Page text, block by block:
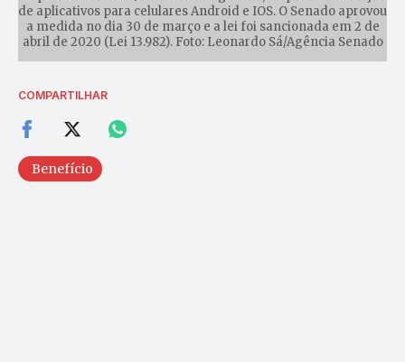
de aplicativos para celulares Android e IOS. O Senado aprovou
a medida no dia 30 de março e a lei foi sancionada em 2 de
abril de 2020 (Lei 13.982). Foto: Leonardo Sá/Agência Senado
COMPARTILHAR
Benefício